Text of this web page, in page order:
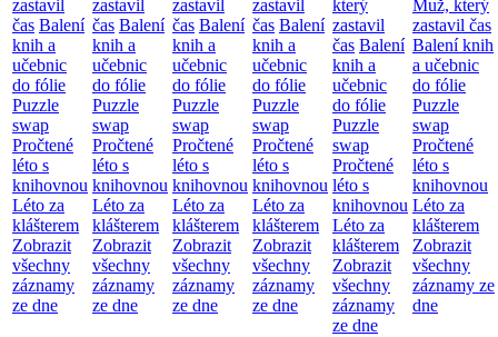
zastavil
čas Balení
knih a
učebnic
do fólie
Puzzle
swap
Pročtené
léto s
knihovnou
Léto za
klášterem
Zobrazit
všechny
záznamy
ze dne
zastavil
čas Balení
knih a
učebnic
do fólie
Puzzle
swap
Pročtené
léto s
knihovnou
Léto za
klášterem
Zobrazit
všechny
záznamy
ze dne
zastavil
čas Balení
knih a
učebnic
do fólie
Puzzle
swap
Pročtené
léto s
knihovnou
Léto za
klášterem
Zobrazit
všechny
záznamy
ze dne
zastavil
čas Balení
knih a
učebnic
do fólie
Puzzle
swap
Pročtené
léto s
knihovnou
Léto za
klášterem
Zobrazit
všechny
záznamy
ze dne
který
zastavil
čas Balení
knih a
učebnic
do fólie
Puzzle
swap
Pročtené
léto s
knihovnou
Léto za
klášterem
Zobrazit
všechny
záznamy
ze dne
Muž, který
zastavil čas
Balení knih
a učebnic
do fólie
Puzzle
swap
Pročtené
léto s
knihovnou
Léto za
klášterem
Zobrazit
všechny
záznamy ze
dne